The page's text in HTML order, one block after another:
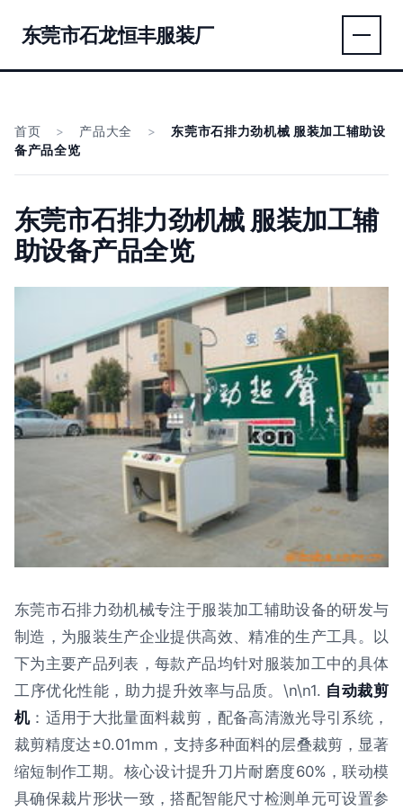
东莞市石龙恒丰服装厂
首页 > 产品大全 >
东莞市石排力劲机械 服装加工辅助设
备产品全览
东莞市石排力劲机械 服装加工辅
助设备产品全览
东莞市石排力劲机械专注于服装加工辅助设备的研发与
制造，为服装生产企业提供高效、精准的生产工具。以
下为主要产品列表，每款产品均针对服装加工中的具体
工序优化性能，助力提升效率与品质。\n\n1. 自动裁剪
机：适用于大批量面料裁剪，配备高清激光导引系统，
裁剪精度达±0.01mm，支持多种面料的层叠裁剪，显著
缩短制作工期。核心设计提升刀片耐磨度60%，联动模
具确保裁片形状一致，搭配智能尺寸检测单元可设置参